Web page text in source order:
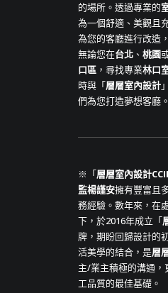
的場所。透過專業的
為一個舒適、美觀且
為您的客廳進行改造
無論您在台北 、 桃園
口區 ，尋找專業林口
時與「層層室內設計
們為您打造夢想客廳。
※「層層室內設計
監楊謹安擁有豐富且
務經驗。數年來，在
下，於2016年成立「
牌，期盼回歸設計的
活美學的結合，是層
主/業主積極的溝通
工品質的最佳基礎。